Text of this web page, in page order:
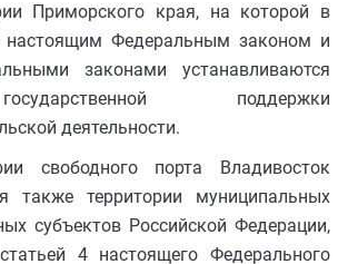
Приморского края, на которой в
настоящим Федеральным законом и
законами устанавливаются
поддержки
деятельности.
свободного порта Владивосток
также территории муниципальных
субъектов Российской Федерации,
4 настоящего Федерального